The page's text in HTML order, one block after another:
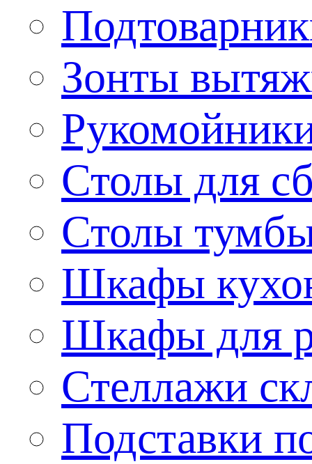
Зонты
Столы для
Столы
Шкафы
Шкафы для
Стеллажи
Подставки